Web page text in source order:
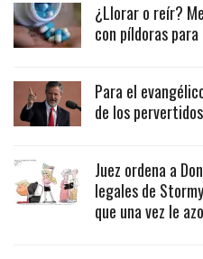
¿Llorar o reír?
con píldoras
Para el
de los
Juez ordena a
legales de
que una vez le